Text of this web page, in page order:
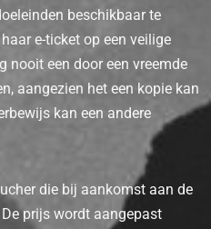
beschikbaar te
e-ticket op een veilige
nooit een door een vreemde
aangezien het een kopie kan
kan een andere
die bij aankomst aan de
prijs wordt aangepast